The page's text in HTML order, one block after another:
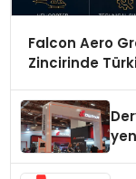
Falcon Aero
Zincirinde